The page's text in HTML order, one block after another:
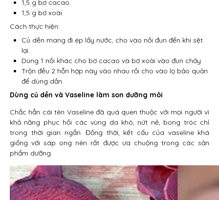
1,5 g bơ cacao.
1,5 g bơ xoài.
Cách thực hiện:
Củ dền mang đi ép lấy nước, cho vào nồi đun đến khi sệt
lại.
Dùng 1 nồi khác cho bơ cacao và bơ xoài vào đun chảy.
Trộn đều 2 hỗn hợp này vào nhau rồi cho vào lọ bảo quản
để dùng dần.
Dùng củ dền và Vaseline làm son dưỡng môi
Chắc hẳn cái tên Vaseline đã quá quen thuộc với mọi người vì
khả năng phục hồi các vùng da khô, nứt nẻ, bong tróc chỉ
trong thời gian ngắn. Đồng thời, kết cấu của vaseline khá
giống với sáp ong nên rất được ưa chuộng trong các sản
phẩm dưỡng.